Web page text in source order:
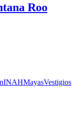
Roo
INAHMayasVestigios